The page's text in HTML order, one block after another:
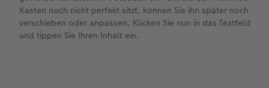
Kasten noch nicht perfekt sitzt, können Sie ihn später noch
verschieben oder anpassen. Klicken Sie nun in das Textfeld
und tippen Sie Ihren Inhalt ein.